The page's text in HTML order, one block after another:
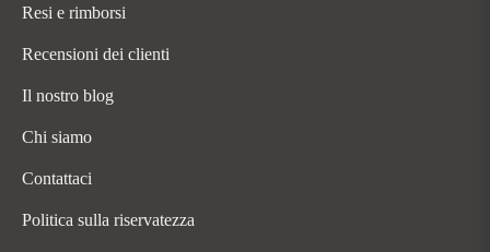
Resi e rimborsi
Recensioni dei clienti
Il nostro blog
Chi siamo
Contattaci
Politica sulla riservatezza